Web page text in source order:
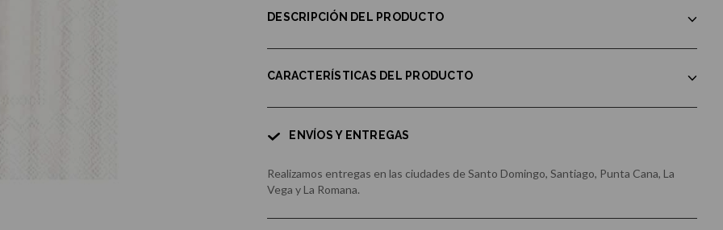
DESCRIPCIÓN DEL PRODUCTO
CARACTERÍSTICAS DEL PRODUCTO
ENVÍOS Y ENTREGAS
Realizamos entregas en las ciudades de Santo Domingo, Santiago, Punta Cana, La
Vega y La Romana.